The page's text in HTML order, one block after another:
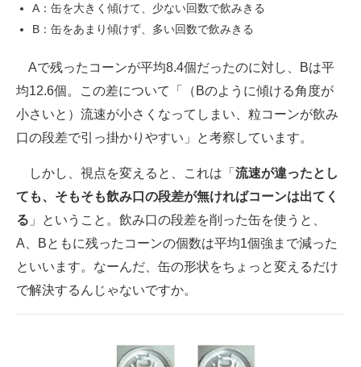
A：缶を大きく傾けて、少ない回数で飲みきる
B：缶をあまり傾けず、多い回数で飲みきる
Aで残ったコーンが平均8.4個だったのに対し、Bは平
均12.6個。この差について「（Bのように傾ける角度が
小さいと）流速が小さくなってしまい、粒コーンが飲み
口の段差で引っ掛かりやすい」と考察しています。
しかし、視点を変えると、これは「 流速が違ったとし
ても、そもそも飲み口の段差が無ければコーンは出てく
る 」ということ。飲み口の段差を削った缶を使うと、
A、Bともに残ったコーンの個数は平均1個強まで減った
といいます。なーんだ、缶の形状をちょっと変えるだけ
で解決するんじゃないですか。